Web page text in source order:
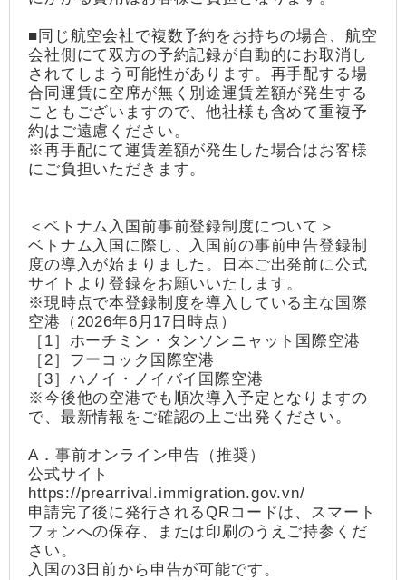
■同じ航空会社で複数予約をお持ちの場合、航空
会社側にて双方の予約記録が自動的にお取消し
されてしまう可能性があります。再手配する場
合同運賃に空席が無く別途運賃差額が発生する
こともございますので、他社様も含めて重複予
約はご遠慮ください。
※再手配にて運賃差額が発生した場合はお客様
にご負担いただきます。
＜ベトナム入国前事前登録制度について＞
ベトナム入国に際し、入国前の事前申告登録制
度の導入が始まりました。日本ご出発前に公式
サイトより登録をお願いいたします。
※現時点で本登録制度を導入している主な国際
空港（2026年6月17日時点）
［1］ホーチミン・タンソンニャット国際空港
［2］フーコック国際空港
［3］ハノイ・ノイバイ国際空港
※今後他の空港でも順次導入予定となりますの
で、最新情報をご確認の上ご出発ください。
A．事前オンライン申告（推奨）
公式サイト
https://prearrival.immigration.gov.vn/
申請完了後に発行されるQRコードは、スマート
フォンへの保存、または印刷のうえご持参くだ
さい。
入国の3日前から申告が可能です。